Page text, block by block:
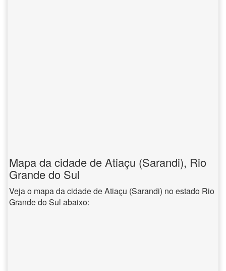
Mapa da cidade de Atiaçu (Sarandi), Rio
Grande do Sul
Veja o mapa da cidade de Atiaçu (Sarandi) no estado Rio
Grande do Sul abaixo: